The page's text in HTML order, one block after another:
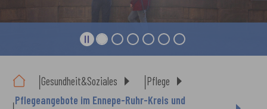
Gesundheit&Soziales
Pflege
Pflegeangebote im Ennepe-Ruhr-Kreis und